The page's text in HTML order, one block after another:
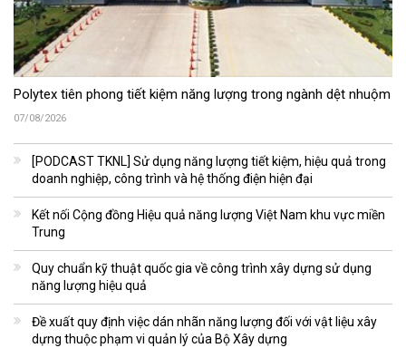
Polytex tiên phong tiết kiệm năng lượng trong ngành dệt nhuộm
07/08/2026
[PODCAST TKNL] Sử dụng năng lượng tiết kiệm, hiệu quả trong
doanh nghiệp, công trình và hệ thống điện hiện đại
Kết nối Cộng đồng Hiệu quả năng lượng Việt Nam khu vực miền
Trung
Quy chuẩn kỹ thuật quốc gia về công trình xây dựng sử dụng
năng lượng hiệu quả
Đề xuất quy định việc dán nhãn năng lượng đối với vật liệu xây
dựng thuộc phạm vi quản lý của Bộ Xây dựng